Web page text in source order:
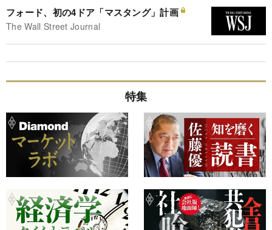
フォード、初の4ドア「マスタング」計画
The Wall Street Journal
特集